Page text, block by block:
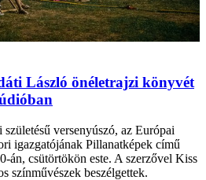
László önéletrajzi könyvét
versenyúszó, az Európai
igazgatójának Pillanatképek című
án, csütörtökön este. A szerzővel Kiss
színművészek beszélgettek.